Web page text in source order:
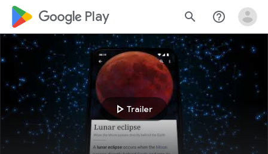
google_logo Play search help_outline
play_arrow Trailer